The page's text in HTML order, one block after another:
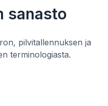
sanasto
pilvitallennuksen ja
terminologiasta.